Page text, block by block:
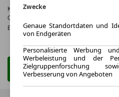
Kraftstoffverbr.¹:
CO
Effizienzklasse: E
Zum Leasing Angebot
Zwecke
Genaue Standortdaten und
von Endgeräten
Personalisierte Werbung
Werbeleistung und der
Zielgruppenforschung
Verbesserung von Angeboten